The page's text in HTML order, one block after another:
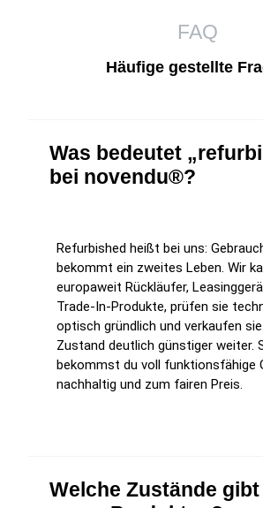
FAQ
Häufige gestellte
Was bedeutet
bei novendu®?
Refurbished heißt bei uns:
bekommt ein zweites Leben. Wir
europaweit Rückläufer,
Trade-In-Produkte, prüfen sie
optisch gründlich und verkaufen
Zustand deutlich günstiger weiter.
bekommst du voll funktionsfähige
nachhaltig und zum fairen Preis.
Welche Zustände gibt